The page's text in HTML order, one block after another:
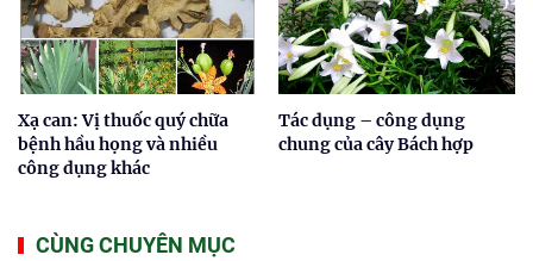
Xạ can: Vị thuốc quý chữa
bệnh hầu họng và nhiều
công dụng khác
Tác dụng – công dụng
chung của cây Bách hợp
CÙNG CHUYÊN MỤC